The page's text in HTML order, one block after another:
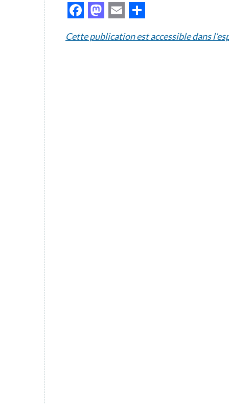
Facebook
Mastodon
Email
Cette publication est accessible dans